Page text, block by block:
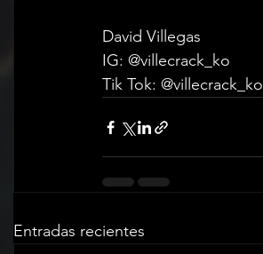
David Villegas
IG: @villecrack_ko
Tik Tok: @villecrack_ko
Entradas recientes